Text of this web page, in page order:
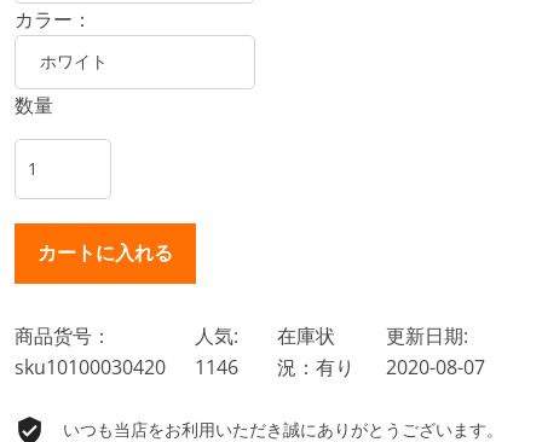
カラー：
数量
商品货号：
sku10100030420
人気:
1146
在庫状
況：有り
更新日期:
2020-08-07
いつも当店をお利用いただき誠にありがとうございます。